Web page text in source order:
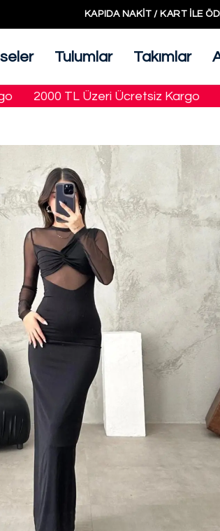
KAPIDA NAKIT / KART ILE
Tulumlar Takımlar
2000 TL Üzeri Ücretsiz Kargo